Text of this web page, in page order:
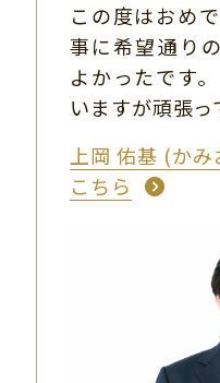
この度はおめ
事に希望通り
よかったです
いますが頑張っ
上岡 佑基 (か
こちら